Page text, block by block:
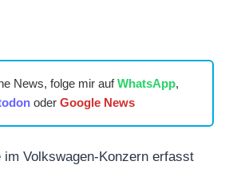
News, folge mir aufWhatsApp,
oder Google News
Volkswagen-Konzern erfasst